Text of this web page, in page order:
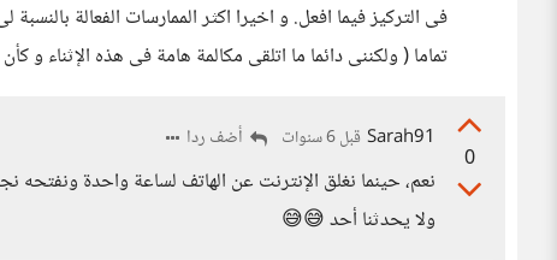
فى التركيز فيما افعل. و اخيرا اكثر الممارسات الفعالة
تماما ( ولكننى دائما ما اتلقى مكالمة هامة فى هذه الإثناء
0
Sarah91 قبل 6 سنوات أضف ردا
ولا يحدثنا أحد 😅😅